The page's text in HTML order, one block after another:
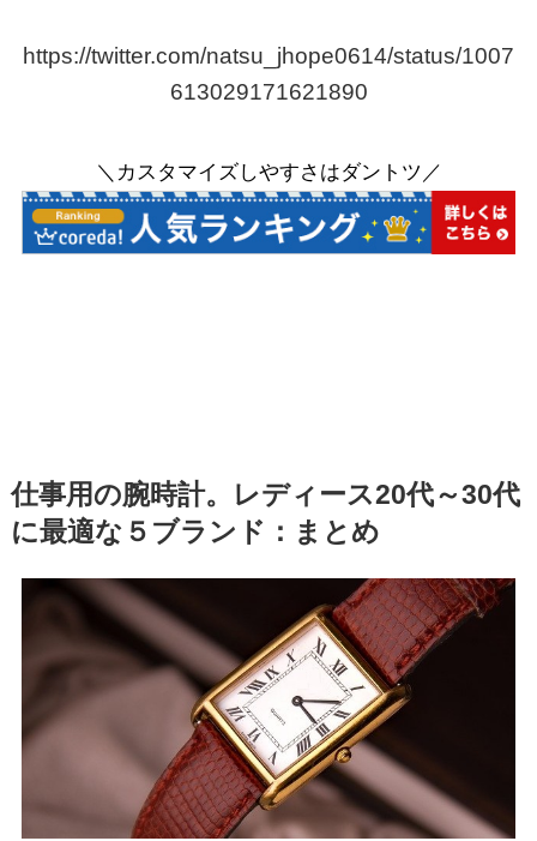
https://twitter.com/natsu_jhope0614/status/1007
613029171621890
＼カスタマイズしやすさはダントツ／
仕事用の腕時計。レディース20代～30代
に最適な５ブランド：まとめ